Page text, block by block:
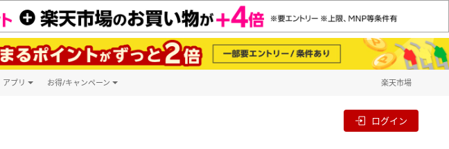
アプリ お得/キャンペーン 楽天市場
ログイン